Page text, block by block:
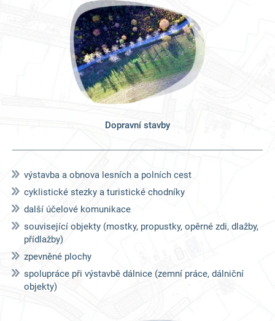
Dopravní stavby
výstavba a obnova lesních a polních cest
cyklistické stezky a turistické chodníky
další účelové komunikace
související objekty (mostky, propustky, opěrné zdi, dlažby,
přídlažby)
zpevněné plochy
spolupráce při výstavbě dálnice (zemní práce, dálniční
objekty)